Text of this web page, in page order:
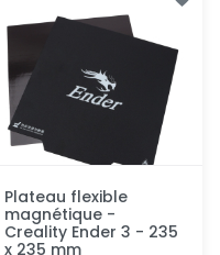
Plateau flexible
magnétique -
Creality Ender 3 - 235
x 235 mm